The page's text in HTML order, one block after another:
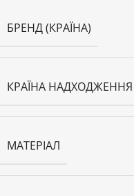
БРЕНД (КРАЇНА)
КРАЇНА НАДХОДЖЕННЯ
МАТЕРІАЛ